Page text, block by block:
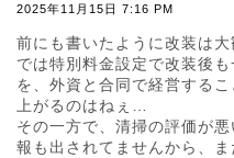
2025年11月15日 7:16 PM
前にも書いたように改装は
では特別料金設定で改装後
を、外資と合同で経営する
上がるのはねぇ…
その一方で、清掃の評価が
報も出されてませんから、